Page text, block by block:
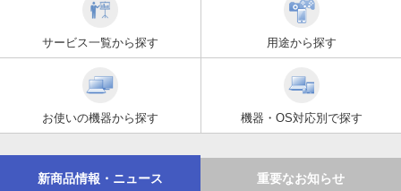
サービス一覧から探す 用途から探す
お使いの機器から探す 機器・OS対応別で探す
新商品情報・ニュース 重要なお知らせ